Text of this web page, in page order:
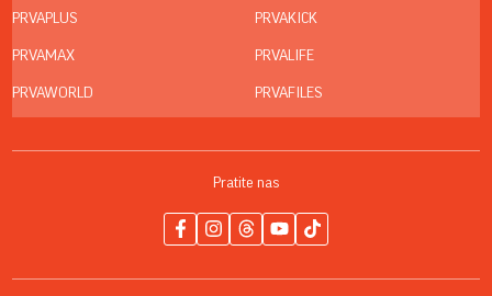
PRVAPLUS
PRVAMAX
PRVAWORLD
PRVAKICK
PRVALIFE
PRVAFILES
Pratite nas